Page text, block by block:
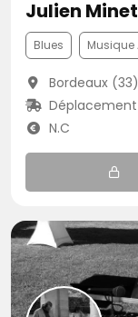
Julien Minet
Blues
Bordeaux (33)
Déplacement
N.C